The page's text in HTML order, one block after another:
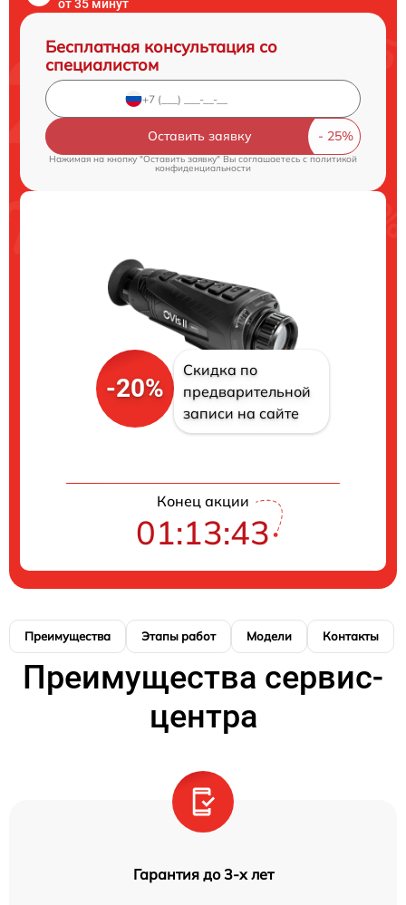
от 35 минут
Бесплатная консультация со
специалистом
Оставить заявку
Нажимая на кнопку "Оставить заявку" Вы соглашаетесь c политикой
конфиденциальности
-20%
Скидка по
предварительной
записи на сайте
Конец акции
01:13:43
Преимущества Этапы работ Модели Контакты
Преимущества сервис-
центра
Гарантия до 3-х лет